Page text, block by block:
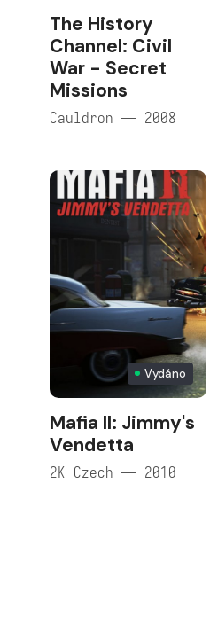
The History
Channel: Civil
War - Secret
Missions
Cauldron — 2008
Vydáno
Mafia II: Jimmy's
Vendetta
2K Czech — 2010